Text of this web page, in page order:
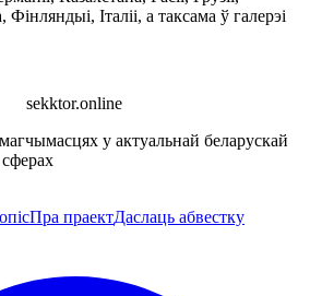
Італіі, а таксама ў галерэі
sekktor.online
у актуальнай беларускай
Пра праектДаслаць абвестку